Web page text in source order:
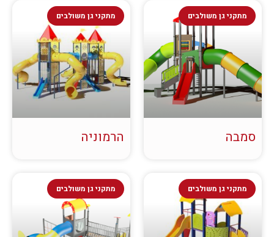
מתקני גן משולבים
סמבה
מתקני גן משולבים
הרמוניה
מתקני גן משולבים מתקני גן משולבים